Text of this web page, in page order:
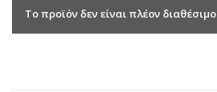
Το προϊόν δεν είναι πλέον διαθέσιμο